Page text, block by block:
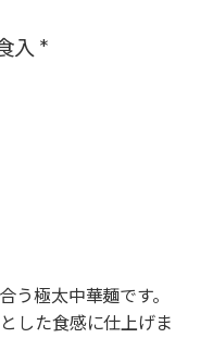
入 *
う極太中華麺です。
した食感に仕上げま